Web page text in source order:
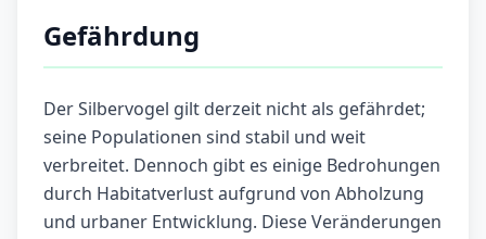
Gefährdung
Der Silbervogel gilt derzeit nicht als gefährdet;
seine Populationen sind stabil und weit
verbreitet. Dennoch gibt es einige Bedrohungen
durch Habitatverlust aufgrund von Abholzung
und urbaner Entwicklung. Diese Veränderungen